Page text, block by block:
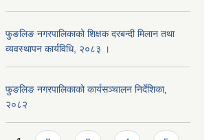
फुङलिङ नगरपालिकाको शिक्षक दरबन्दी मिलान तथा
व्यवस्थापन कार्यविधि, २०८३ ।
फुङलिङ नगरपालिकाको कार्यसञ्चालन निर्देशिका‚
२०८२